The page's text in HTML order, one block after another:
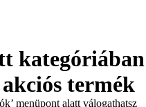
kategóriában
termék
menüpont alatt válogathatsz